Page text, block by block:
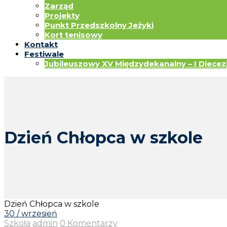
Zarząd
Projekty
Punkt Przedszkolny Jeżyki
Kort tenisowy
Kontakt
Festiwale
Jubileuszowy XV Międzydekanalny – I
Dzień Chłopca w szkole
Dzień Chłopca w szkole
30 / wrzesień
Szkoła admin 0 Komentarzy